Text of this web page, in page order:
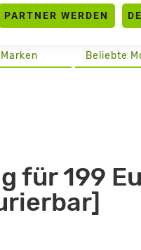
PARTNER WERDEN
Beliebte
Marken
für 199